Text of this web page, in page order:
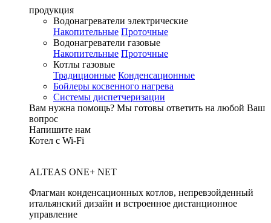
продукция
Водонагреватели электрические
Накопительные Проточные
Водонагреватели газовые
Накопительные Проточные
Котлы газовые
Традиционные Конденсационные
Бойлеры косвенного нагрева
Системы диспетчеризации
Вам нужна помощь? Мы готовы ответить на любой Ваш
вопрос
Напишите нам
Котел с Wi-Fi
ALTEAS ONE+ NET
Флагман конденсационных котлов, непревзойденный
итальянский дизайн и встроенное дистанционное
управление